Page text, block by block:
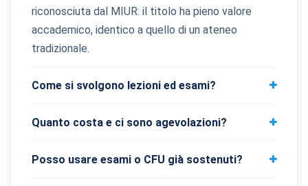
riconosciuta dal MIUR: il titolo ha pieno valore
accademico, identico a quello di un ateneo
tradizionale.
Come si svolgono lezioni ed esami?
Quanto costa e ci sono agevolazioni?
Posso usare esami o CFU già sostenuti?